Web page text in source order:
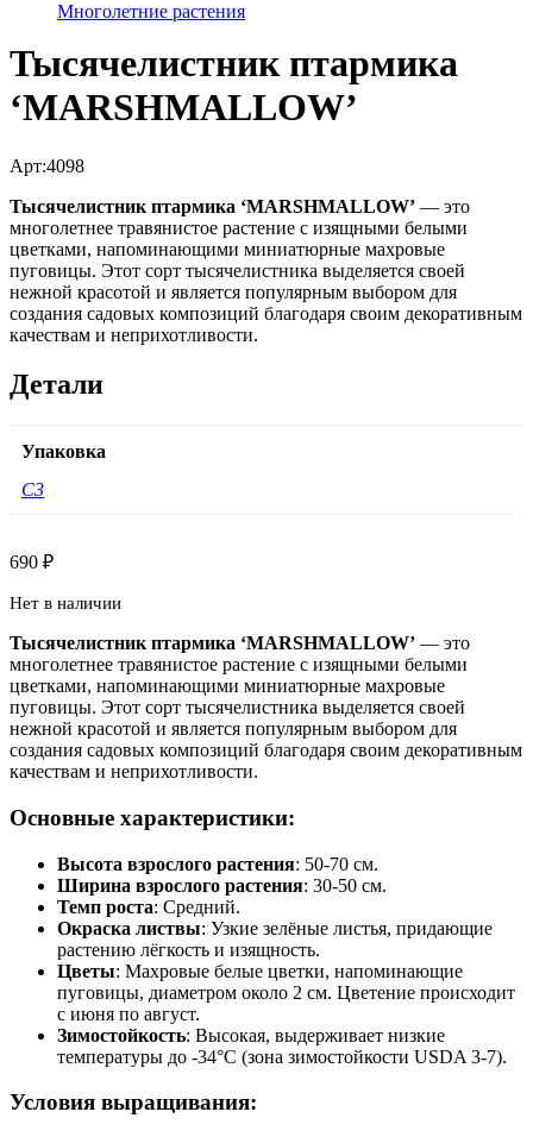
Многолетние растения
Тысячелистник птармика
‘MARSHMALLOW’
Арт:4098
Тысячелистник птармика ‘MARSHMALLOW’ — это
многолетнее травянистое растение с изящными белыми
цветками, напоминающими миниатюрные махровые
пуговицы. Этот сорт тысячелистника выделяется своей
нежной красотой и является популярным выбором для
создания садовых композиций благодаря своим декоративным
качествам и неприхотливости.
Детали
Упаковка
С3
690 ₽
Нет в наличии
Тысячелистник птармика ‘MARSHMALLOW’ — это
многолетнее травянистое растение с изящными белыми
цветками, напоминающими миниатюрные махровые
пуговицы. Этот сорт тысячелистника выделяется своей
нежной красотой и является популярным выбором для
создания садовых композиций благодаря своим декоративным
качествам и неприхотливости.
Основные характеристики:
Высота взрослого растения: 50-70 см.
Ширина взрослого растения: 30-50 см.
Темп роста: Средний.
Окраска листвы: Узкие зелёные листья, придающие
растению лёгкость и изящность.
Цветы: Махровые белые цветки, напоминающие
пуговицы, диаметром около 2 см. Цветение происходит
с июня по август.
Зимостойкость: Высокая, выдерживает низкие
температуры до -34°C (зона зимостойкости USDA 3-7).
Условия выращивания: